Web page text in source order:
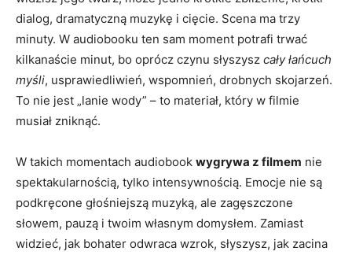
dialog, dramatyczną muzykę i cięcie. Scena ma trzy
minuty. W audiobooku ten sam moment potrafi trwać
kilkanaście minut, bo oprócz czynu słyszysz cały łańcuch
myśli, usprawiedliwień, wspomnień, drobnych skojarzeń.
To nie jest „lanie wody” – to materiał, który w filmie
musiał zniknąć.
W takich momentach audiobook wygrywa z filmem nie
spektakularnością, tylko intensywnością. Emocje nie są
podkręcone głośniejszą muzyką, ale zagęszczone
słowem, pauzą i twoim własnym domysłem. Zamiast
widzieć, jak bohater odwraca wzrok, słyszysz, jak zacina